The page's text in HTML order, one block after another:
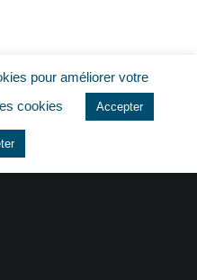
pour améliorer votre
cookies Accepter